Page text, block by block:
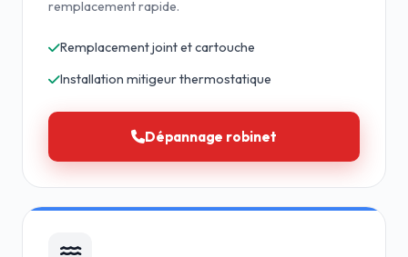
remplacement rapide.
Remplacement joint et cartouche
Installation mitigeur thermostatique
Dépannage robinet